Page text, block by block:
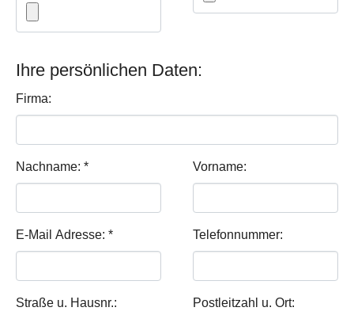
Ihre persönlichen Daten:
Firma:
Nachname: * Vorname:
E-Mail Adresse: * Telefonnummer:
Straße u. Hausnr.: Postleitzahl u. Ort: